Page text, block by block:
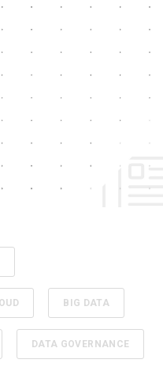
BIG DATA
DATA GOVERNANCE